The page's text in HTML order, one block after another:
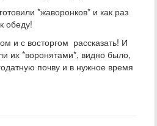
*жаворонков* и как раз
обеду!
и с восторгом рассказать! И
их *воронятами*, видно было,
почву и в нужное время